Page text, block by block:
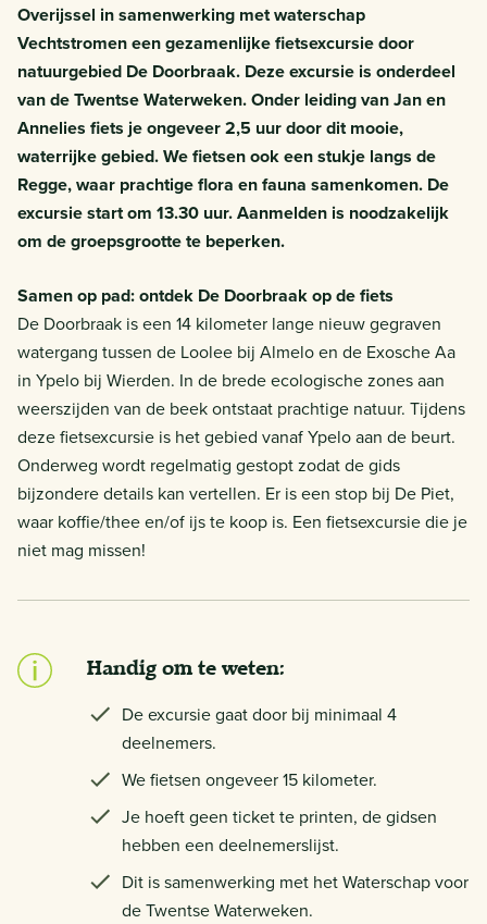
Overijssel in samenwerking met waterschap
Vechtstromen een gezamenlijke fietsexcursie door
natuurgebied De Doorbraak. Deze excursie is onderdeel
van de Twentse Waterweken. Onder leiding van Jan en
Annelies fiets je ongeveer 2,5 uur door dit mooie,
waterrijke gebied. We fietsen ook een stukje langs de
Regge, waar prachtige flora en fauna samenkomen. De
excursie start om 13.30 uur. Aanmelden is noodzakelijk
om de groepsgrootte te beperken.
Samen op pad: ontdek De Doorbraak op de fiets
De Doorbraak is een 14 kilometer lange nieuw gegraven
watergang tussen de Loolee bij Almelo en de Exosche Aa
in Ypelo bij Wierden. In de brede ecologische zones aan
weerszijden van de beek ontstaat prachtige natuur. Tijdens
deze fietsexcursie is het gebied vanaf Ypelo aan de beurt.
Onderweg wordt regelmatig gestopt zodat de gids
bijzondere details kan vertellen. Er is een stop bij De Piet,
waar koffie/thee en/of ijs te koop is. Een fietsexcursie die je
niet mag missen!
Handig om te weten:
De excursie gaat door bij minimaal 4
deelnemers.
We fietsen ongeveer 15 kilometer.
Je hoeft geen ticket te printen, de gidsen
hebben een deelnemerslijst.
Dit is samenwerking met het Waterschap voor
de Twentse Waterweken.